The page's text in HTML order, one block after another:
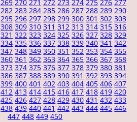
269 270 271 272 273 274 275 276 277
282 283 284 285 286 287 288 289 290
295 296 297 298 299 300 301 302 303
308 309 310 311 312 313 314 315 316
321 322 323 324 325 326 327 328 329
334 335 336 337 338 339 340 341 342
347 348 349 350 351 352 353 354 355
360 361 362 363 364 365 366 367 368
373 374 375 376 377 378 379 380 381
386 387 388 389 390 391 392 393 394
399 400 401 402 403 404 405 406 407
412 413 414 415 416 417 418 419 420
425 426 427 428 429 430 431 432 433
438 439 440 441 442 443 444 445 446
447 448 449 450